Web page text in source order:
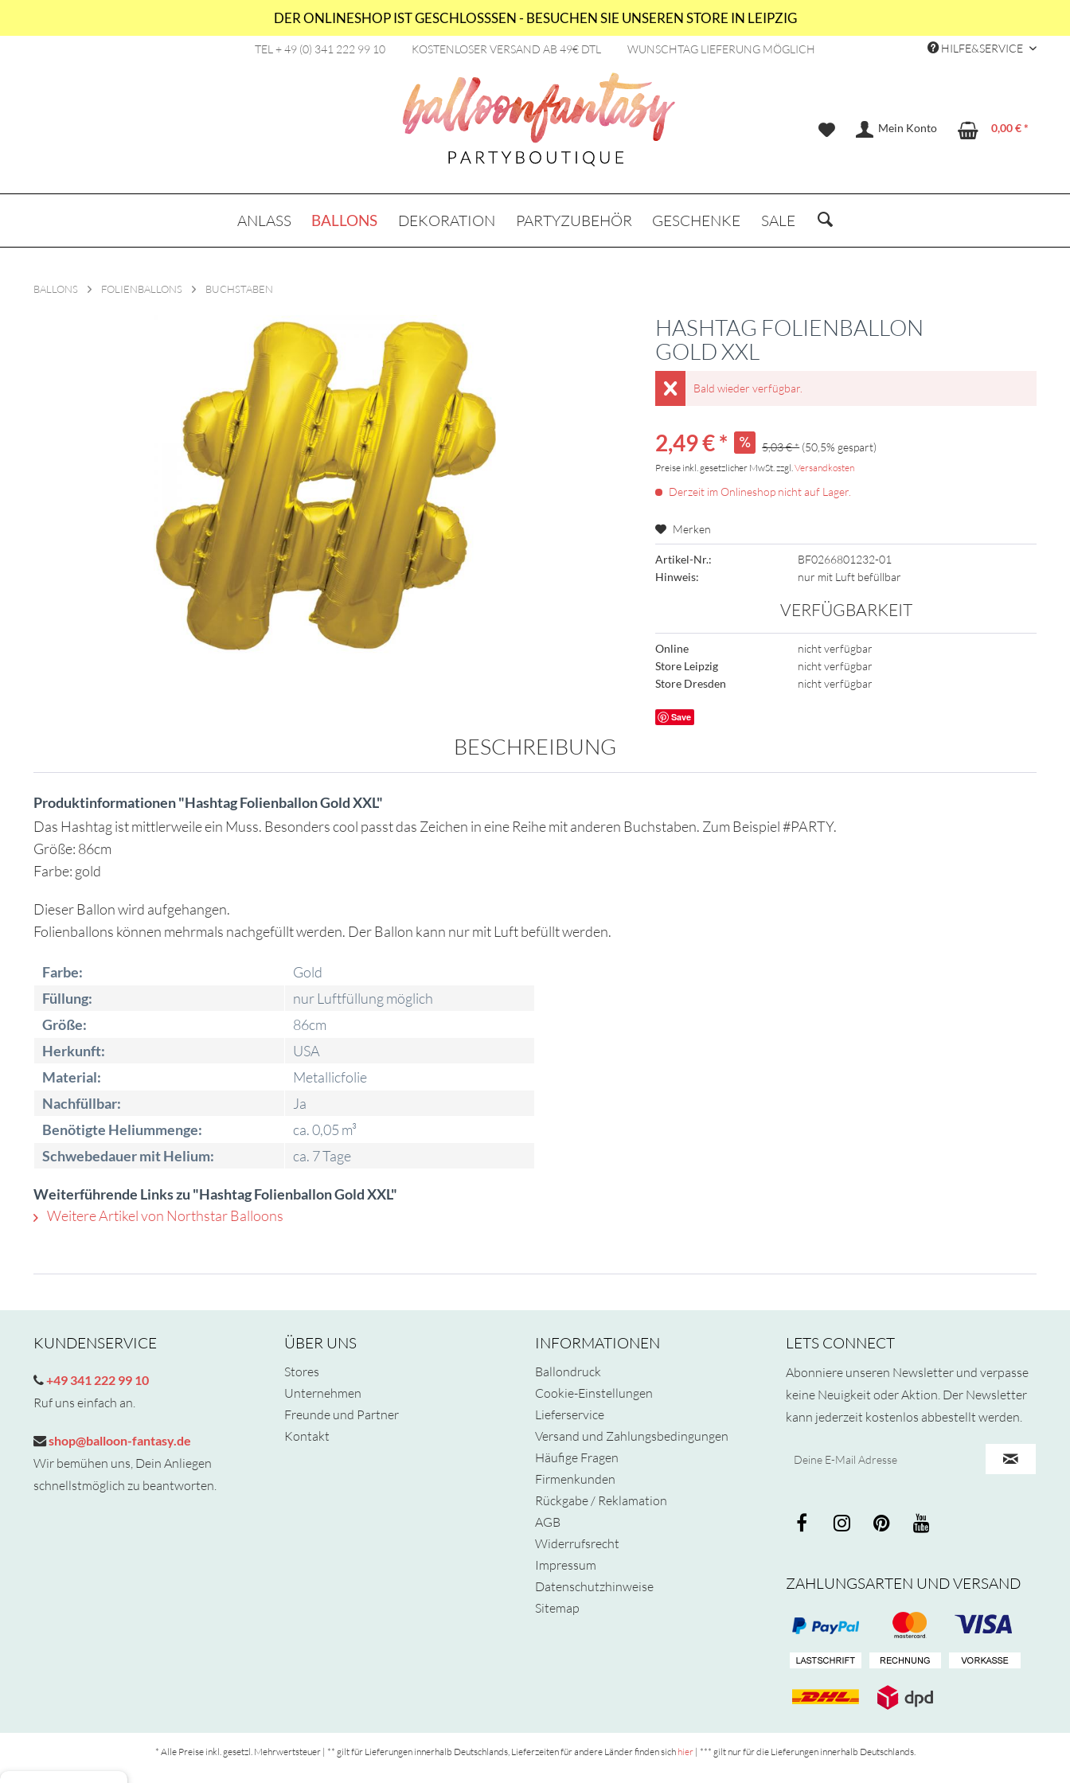
DER ONLINESHOP IST GESCHLOSSSEN - BESUCHEN SIE UNSEREN STORE IN LEIPZIG
TEL + 49 (0) 341 222 99 10 KOSTENLOSER VERSAND AB 49€ DTL WUNSCHTAG LIEFERUNG MÖGLICH HILFE&SERVICE
Mein Konto 0,00 € *
ANLASS BALLONS DEKORATION PARTYZUBEHÖR GESCHENKE SALE
BALLONS FOLIENBALLONS BUCHSTABEN
HASHTAG FOLIENBALLON
GOLD XXL
Bald wieder verfügbar.
2,49 € * 5,03 € * (50,5% gespart)
Preise inkl. gesetzlicher MwSt. zzgl.Versandkosten
Derzeit im Onlineshop nicht auf Lager.
Merken
Artikel-Nr.:
BF0266801232-01
Hinweis:
nur mit Luft befüllbar
VERFÜGBARKEIT
Online
nicht verfügbar
Store Leipzig
nicht verfügbar
Store Dresden
nicht verfügbar
Save
BESCHREIBUNG
Produktinformationen "Hashtag Folienballon Gold XXL"
Das Hashtag ist mittlerweile ein Muss. Besonders cool passt das Zeichen in eine Reihe mit anderen Buchstaben. Zum Beispiel #PARTY.
Größe: 86cm
Farbe: gold
Dieser Ballon wird aufgehangen.
Folienballons können mehrmals nachgefüllt werden. Der Ballon kann nur mit Luft befüllt werden.
Farbe:
Gold
Füllung:
nur Luftfüllung möglich
Größe:
86cm
Herkunft:
USA
Material:
Metallicfolie
Nachfüllbar:
Ja
Benötigte Heliummenge:
ca. 0,05 m³
Schwebedauer mit Helium:
ca. 7 Tage
Weiterführende Links zu "Hashtag Folienballon Gold XXL"
Weitere Artikel von Northstar Balloons
KUNDENSERVICE
+49 341 222 99 10
Ruf uns einfach an.
shop@balloon-fantasy.de
Wir bemühen uns, Dein Anliegen
schnellstmöglich zu beantworten.
ÜBER UNS
Stores
Unternehmen
Freunde und Partner
Kontakt
INFORMATIONEN
Ballondruck
Cookie-Einstellungen
Lieferservice
Versand und Zahlungsbedingungen
Häufige Fragen
Firmenkunden
Rückgabe / Reklamation
AGB
Widerrufsrecht
Impressum
Datenschutzhinweise
Sitemap
LETS CONNECT
Abonniere unseren Newsletter und verpasse
keine Neuigkeit oder Aktion. Der Newsletter
kann jederzeit kostenlos abbestellt werden.
ZAHLUNGSARTEN UND VERSAND
* Alle Preise inkl. gesetzl. Mehrwertsteuer | ** gilt für Lieferungen innerhalb Deutschlands, Lieferzeiten für andere Länder finden sich hier| *** gilt nur für die Lieferungen innerhalb Deutschlands.